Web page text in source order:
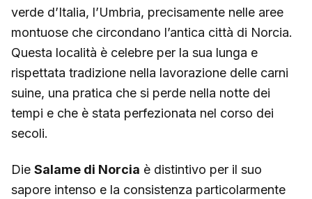
verde d’Italia, l’Umbria, precisamente nelle aree
montuose che circondano l’antica città di Norcia.
Questa località è celebre per la sua lunga e
rispettata tradizione nella lavorazione delle carni
suine, una pratica che si perde nella notte dei
tempi e che è stata perfezionata nel corso dei
secoli.
Die Salame di Norcia è distintivo per il suo
sapore intenso e la consistenza particolarmente